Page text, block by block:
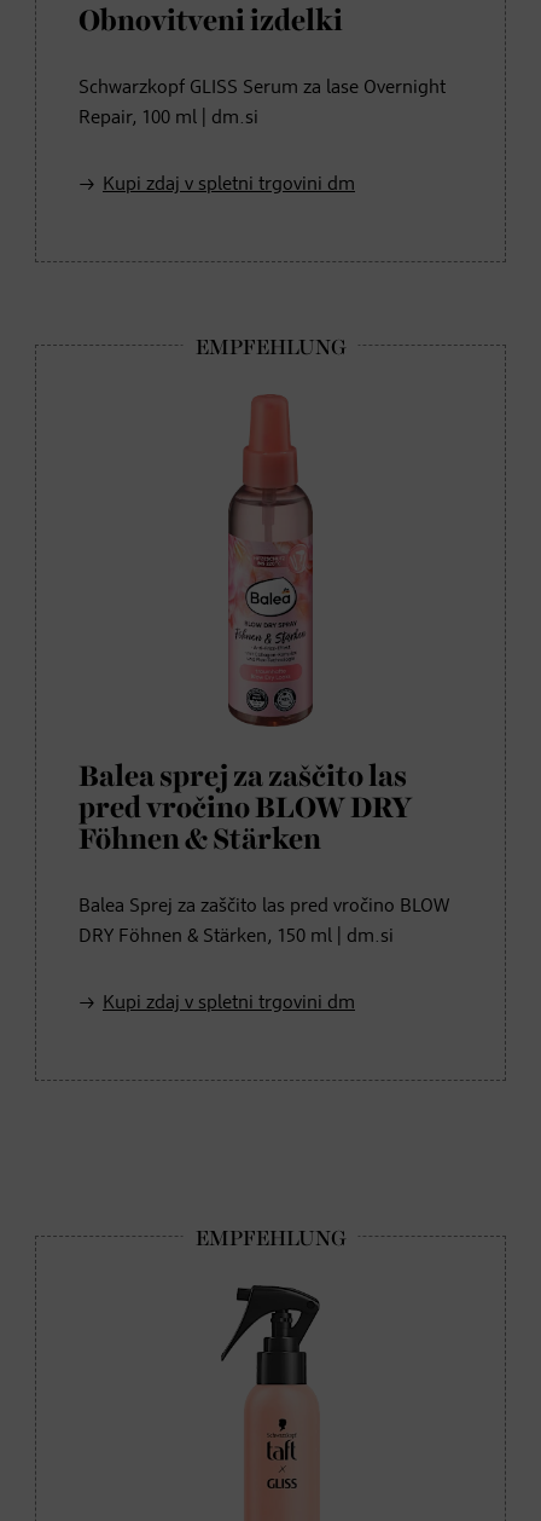
Obnovitveni izdelki
Schwarzkopf GLISS Serum za lase Overnight
Repair, 100 ml | dm.si
Kupi zdaj v spletni trgovini dm
Balea sprej za zaščito las
pred vročino BLOW DRY
Föhnen & Stärken
Balea Sprej za zaščito las pred vročino BLOW
DRY Föhnen & Stärken, 150 ml | dm.si
Kupi zdaj v spletni trgovini dm